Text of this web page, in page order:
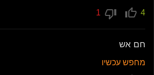
4
חם אש
מחפש עכשיו